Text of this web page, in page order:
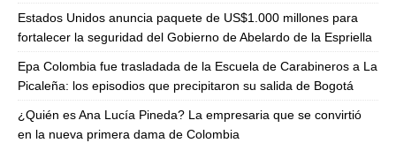
Estados Unidos anuncia paquete de US$1.000 millones para
fortalecer la seguridad del Gobierno de Abelardo de la Espriella
Epa Colombia fue trasladada de la Escuela de Carabineros a La
Picaleña: los episodios que precipitaron su salida de Bogotá
¿Quién es Ana Lucía Pineda? La empresaria que se convirtió
en la nueva primera dama de Colombia